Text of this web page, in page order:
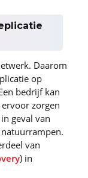
Daarom
op
bedrijf kan
zorgen
geval van
van
) in